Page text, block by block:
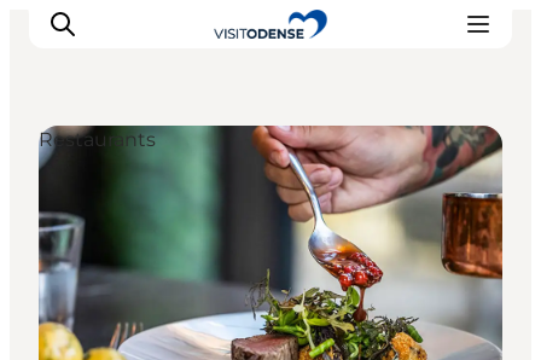
Odense erleben
Veranstaltungen
Reiseplanung
Inspiration
Restaurants